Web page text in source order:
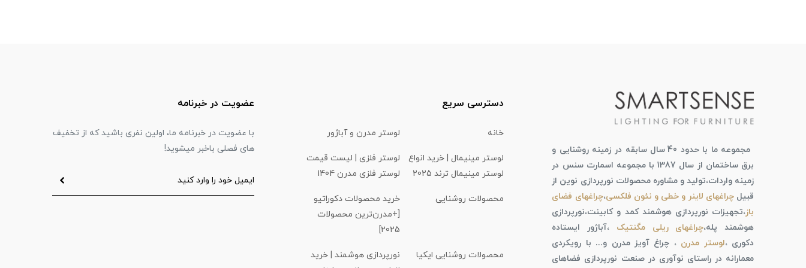
مجموعه ما با حدود 40 سال سابقه در زمینه روشنایی و
برق ساختمان از سال 1387 با مجموعه اسمارت سنس در
زمینه واردات،تولید و مشاوره محصولات نورپردازی نوین از
قبیلچراغهای لاینر و خطی و نئون فلکسی،چراغهای فضای
باز،تجهیزات نورپردازی هوشمند کمد و کابینت،نورپردازی
هوشمند پله،چراغهای ریلی مگنتیک ،آباژور ایستاده
دکوری ،لوستر مدرن ، چراغ آویز مدرن و... با رویکردی
معمارانه در راستای نوآوری در صنعت نورپردازی فضاهای
دسترسی سریع
خانه لوستر مدرن و آباژور
لوستر مینیمال | خرید انواع
لوستر مینیمال ترند 2025
لوستر فلزی | لیست قیمت
لوستر فلزی مدرن 1404
محصولات روشنایی
خرید محصولات دکوراتیو
[+مدرن‌ترین محصولات
2025]
محصولات روشنایی ایکیا
نورپردازی هوشمند | خرید
عضویت در خبرنامه
با عضویت در خبرنامه ما، اولین نفری باشید که از تخفیف
های فصلی باخبر میشوید!